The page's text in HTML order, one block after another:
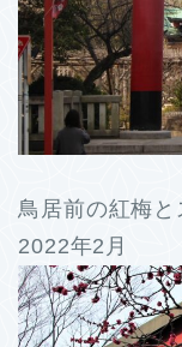
鳥居前の紅梅
2022年2月